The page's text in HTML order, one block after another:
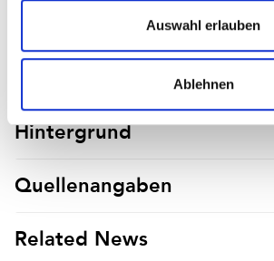
Auswahl erlauben
Ablehnen
Eine ausführlichere Einordnung des
»Wahrheit als Infrastruktur?«
Hintergrund
Quellenangaben
Related News